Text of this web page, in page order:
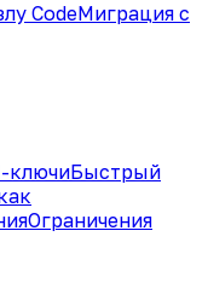
CodeМиграция с
ключиБыстрый
Ограничения